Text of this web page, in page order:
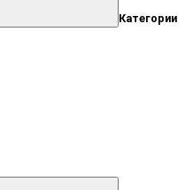
Категории